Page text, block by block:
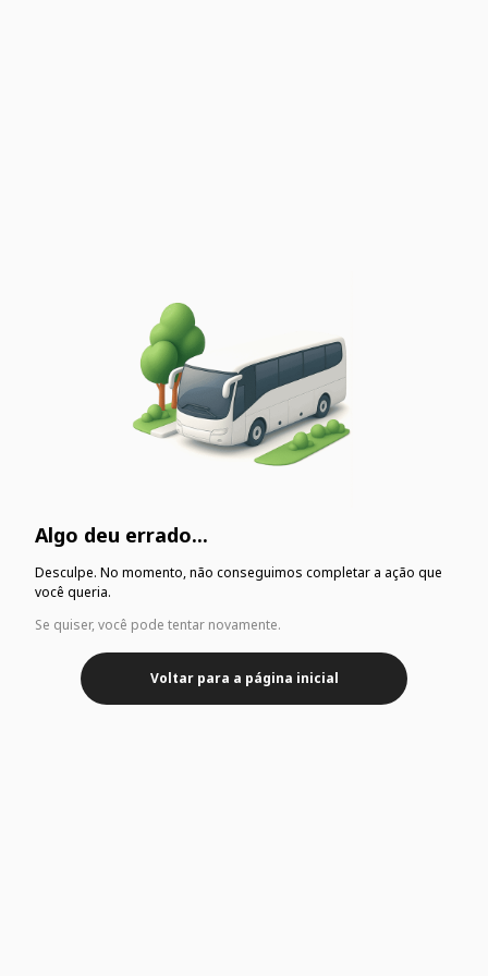
Algo deu errado...
Desculpe. No momento, não conseguimos completar a ação que
você queria.
Se quiser, você pode tentar novamente.
Voltar para a página inicial